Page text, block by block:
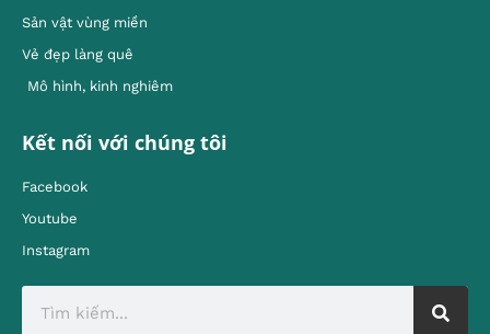
Sản vật vùng miền
Vẻ đẹp làng quê
Mô hình, kinh nghiêm
Kết nối với chúng tôi
Facebook
Youtube
Instagram